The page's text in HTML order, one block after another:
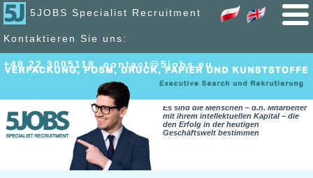
5JOBS Specialist Recruitment
Kontaktieren Sie uns:
+48 22 3005118,contact@5jobs.eu
Es sind die Menschen – d.h. Mitarbeiter
mit ihrem intellektuellen Kapital – die
den Erfolg in der heutigen
Geschäftswelt bestimmen